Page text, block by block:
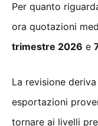
Per quanto
ora quotazioni
trimestre 2026 e
La revisione
esportazioni
tornare ai livelli